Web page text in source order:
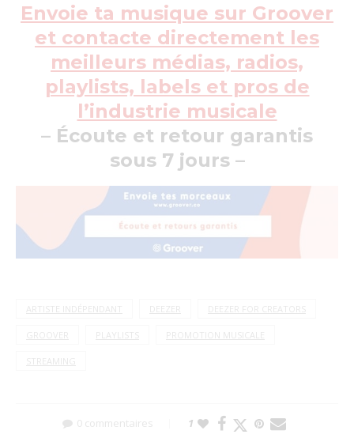
Envoie ta musique sur Groover
et contacte directement les
meilleurs médias, radios,
playlists, labels et pros de
l’industrie musicale
– Écoute et retour garantis
sous 7 jours –
ARTISTE INDÉPENDANT DEEZER FOR CREATORS
PLAYLISTS PROMOTION MUSICALE
STREAMING
0 commentaires 1